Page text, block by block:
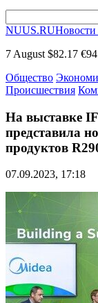
NUUS.RU
7 August $82.17
Общество
Происшествия
На выставке
представила
продуктов
07.09.2023, 17:18